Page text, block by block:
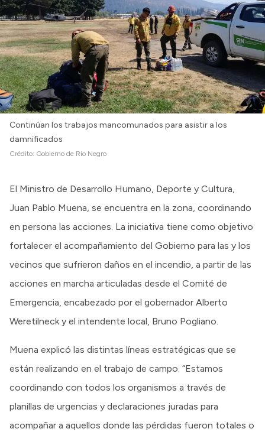
Convocatorias
Intranet
Login
Continúan los trabajos mancomunados para asistir a los
damnificados
Crédito: Gobierno de Río Negro
El Ministro de Desarrollo Humano, Deporte y Cultura,
Juan Pablo Muena, se encuentra en la zona, coordinando
en persona las acciones. La iniciativa tiene como objetivo
fortalecer el acompañamiento del Gobierno para las y los
vecinos que sufrieron daños en el incendio, a partir de las
acciones en marcha articuladas desde el Comité de
Emergencia, encabezado por el gobernador Alberto
Weretilneck y el intendente local, Bruno Pogliano.
Muena explicó las distintas líneas estratégicas que se
están realizando en el trabajo de campo. “Estamos
coordinando con todos los organismos a través de
planillas de urgencias y declaraciones juradas para
acompañar a aquellos donde las pérdidas fueron totales o